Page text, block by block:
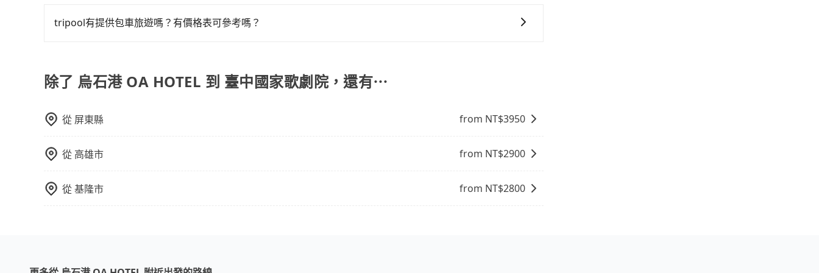
打電話問的價格可能比民宿訂房網來得便宜，但缺點就是多數要匯款並再人工確認。假如不介意多花一點錢省下
不妨趁早訂購，享受更划算的價格。
tripool有提供包車旅遊嗎？有價格表可參考嗎？
費用，網站試算即真實價格，免去來回電話確認。一天包車的價格可能跟其他車隊相差無幾，但是如果只需要短
時數或者單程專車服務者，敢大聲說我們價格絕對最划算。網站上可直接挑選小轎車、休旅車、或九人座箱型
除了 烏石港 OA HOTEL 到 臺中國家歌劇院，還有⋯
從 屏東縣 from NT$3950
從 高雄市 from NT$2900
從基隆市 from NT$2800